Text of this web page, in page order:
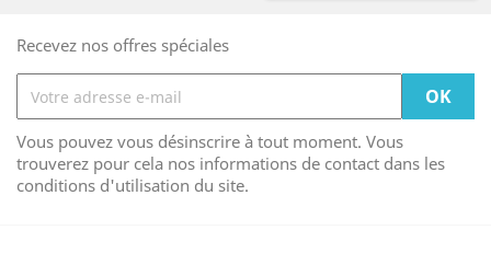
Recevez nos offres spéciales
Vous pouvez vous désinscrire à tout moment. Vous
trouverez pour cela nos informations de contact dans les
conditions d'utilisation du site.